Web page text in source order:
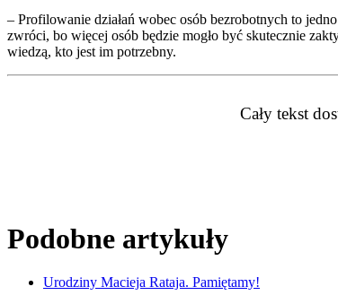
– Profilowanie działań wobec osób bezrobotnych to
zwróci, bo więcej osób będzie mogło być skutecznie
wiedzą, kto jest im potrzebny.
Cały tekst
Podobne artykuły
Urodziny Macieja Rataja. Pamiętamy!